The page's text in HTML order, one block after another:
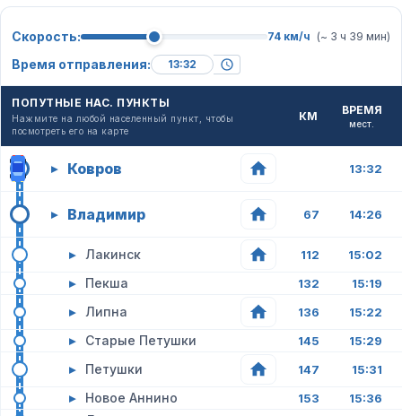
Скорость: 74 км/ч (~ 3 ч 39 мин)
Время отправления:
ПОПУТНЫЕ НАС. ПУНКТЫ
Нажмите на любой населенный пункт, чтобы
посмотреть его на карте
КМ ВРЕМЯ
мест.
▸ Ковров 13:32
▸ Владимир 67 14:26
▸ Лакинск 112 15:02
▸ Пекша 132 15:19
▸ Липна 136 15:22
▸ Старые Петушки 145 15:29
▸ Петушки 147 15:31
▸ Новое Аннино 153 15:36